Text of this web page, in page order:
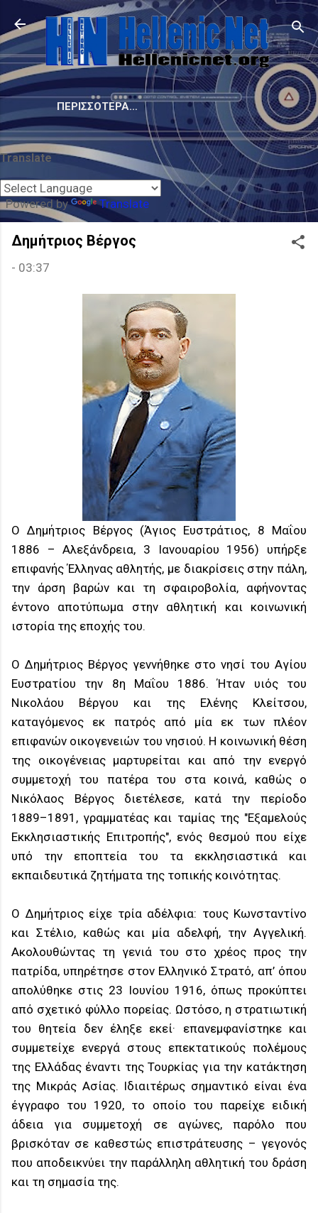
Μετάβαση στο κύριο περιεχόμενο
ΠΕΡΙΣΣΌΤΕΡΑ…
Translate
Powered by Translate
Δημήτριος Βέργος
- 03:37
Ο Δημήτριος Βέργος (Άγιος Ευστράτιος, 8 Μαΐου
1886 – Αλεξάνδρεια, 3 Ιανουαρίου 1956) υπήρξε
επιφανής Έλληνας αθλητής, με διακρίσεις στην πάλη,
την άρση βαρών και τη σφαιροβολία, αφήνοντας
έντονο αποτύπωμα στην αθλητική και κοινωνική
ιστορία της εποχής του.
Ο Δημήτριος Βέργος γεννήθηκε στο νησί του Αγίου
Ευστρατίου την 8η Μαΐου 1886. Ήταν υιός του
Νικολάου Βέργου και της Ελένης Κλείτσου,
καταγόμενος εκ πατρός από μία εκ των πλέον
επιφανών οικογενειών του νησιού. Η κοινωνική θέση
της οικογένειας μαρτυρείται και από την ενεργό
συμμετοχή του πατέρα του στα κοινά, καθώς ο
Νικόλαος Βέργος διετέλεσε, κατά την περίοδο
1889–1891, γραμματέας και ταμίας της "Εξαμελούς
Εκκλησιαστικής Επιτροπής", ενός θεσμού που είχε
υπό την εποπτεία του τα εκκλησιαστικά και
εκπαιδευτικά ζητήματα της τοπικής κοινότητας.
Ο Δημήτριος είχε τρία αδέλφια: τους Κωνσταντίνο
και Στέλιο, καθώς και μία αδελφή, την Αγγελική.
Ακολουθώντας τη γενιά του στο χρέος προς την
πατρίδα, υπηρέτησε στον Ελληνικό Στρατό, απ’ όπου
απολύθηκε στις 23 Ιουνίου 1916, όπως προκύπτει
από σχετικό φύλλο πορείας. Ωστόσο, η στρατιωτική
του θητεία δεν έληξε εκεί· επανεμφανίστηκε και
συμμετείχε ενεργά στους επεκτατικούς πολέμους
της Ελλάδας έναντι της Τουρκίας για την κατάκτηση
της Μικράς Ασίας. Ιδιαιτέρως σημαντικό είναι ένα
έγγραφο του 1920, το οποίο του παρείχε ειδική
άδεια για συμμετοχή σε αγώνες, παρόλο που
βρισκόταν σε καθεστώς επιστράτευσης – γεγονός
που αποδεικνύει την παράλληλη αθλητική του δράση
και τη σημασία της.